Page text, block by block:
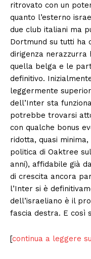
ritrovato con un
quanto l’esterno
due club italiani ma
Dortmund su tutti ha
dirigenza nerazzurra
quella belga e le
definitivo.
leggermente
dell’Inter sta
potrebbe trovarsi
con qualche bonus
ridotta, quasi
politica di Oaktree
anni), affidabile già
di crescita ancora
l’Inter si è
dell’israeliano è il
fascia destra. E così
[continua a leggere